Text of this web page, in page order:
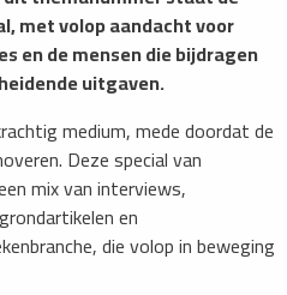
met volop aandacht voor
en de mensen die bijdragen
uitgaven.
medium, mede doordat de
Deze special van
mix van interviews,
en
die volop in beweging